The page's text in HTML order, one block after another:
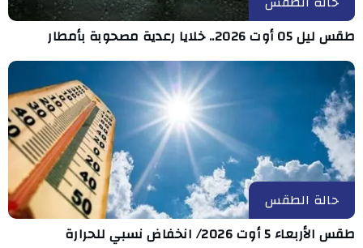
طقس ليل 05 أوت 2026.. خلايا رعدية مصحوبة بأمطار
حالة الطقس
طقس الأربعاء 5 أوت 2026/ انخفاض نسبي للحرارة